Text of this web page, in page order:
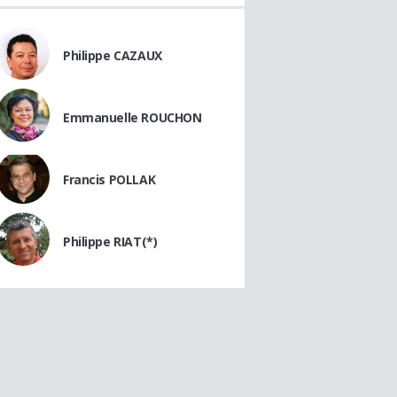
Philippe CAZAUX
Emmanuelle ROUCHON
Francis POLLAK
Philippe RIAT(*)